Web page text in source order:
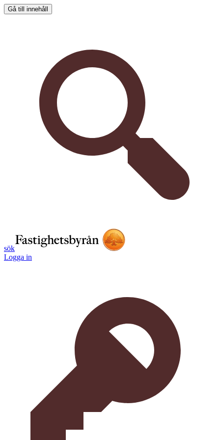
Gå till innehåll
sök
Logga in